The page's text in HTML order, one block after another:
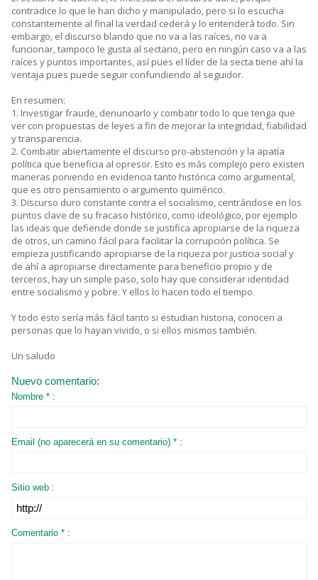
contradice lo que le han dicho y manipulado, pero si lo escucha
constantemente al final la verdad cederá y lo entenderá todo. Sin
embargo, el discurso blando que no va a las raíces, no va a
funcionar, tampoco le gusta al sectario, pero en ningún caso va a las
raíces y puntos importantes, así pues el líder de la secta tiene ahí la
ventaja pues puede seguir confundiendo al seguidor.
En resumen:
1. Investigar fraude, denunciarlo y combatir todo lo que tenga que
ver con propuestas de leyes a fin de mejorar la integridad, fiabilidad
y transparencia.
2. Combatir abiertamente el discurso pro-abstención y la apatía
política que beneficia al opresor. Esto es más complejo pero existen
maneras poniendo en evidencia tanto histórica como argumental,
que es otro pensamiento o argumento quimérico.
3. Discurso duro constante contra el socialismo, centrándose en los
puntos clave de su fracaso histórico, como ideológico, por ejemplo
las ideas que defiende donde se justifica apropiarse de la riqueza
de otros, un camino fácil para facilitar la corrupción política. Se
empieza justificando apropiarse de la riqueza por justicia social y
de ahí a apropiarse directamente para beneficio propio y de
terceros, hay un simple paso, solo hay que considerar identidad
entre socialismo y pobre. Y ellos lo hacen todo el tiempo.
Y todo esto sería más fácil tanto si estudian historia, conocen a
personas que lo hayan vivido, o si ellos mismos también.
Un saludo
Nuevo comentario:
Nombre * :
Email (no aparecerá en su comentario) * :
Sitio web :
Comentario * :